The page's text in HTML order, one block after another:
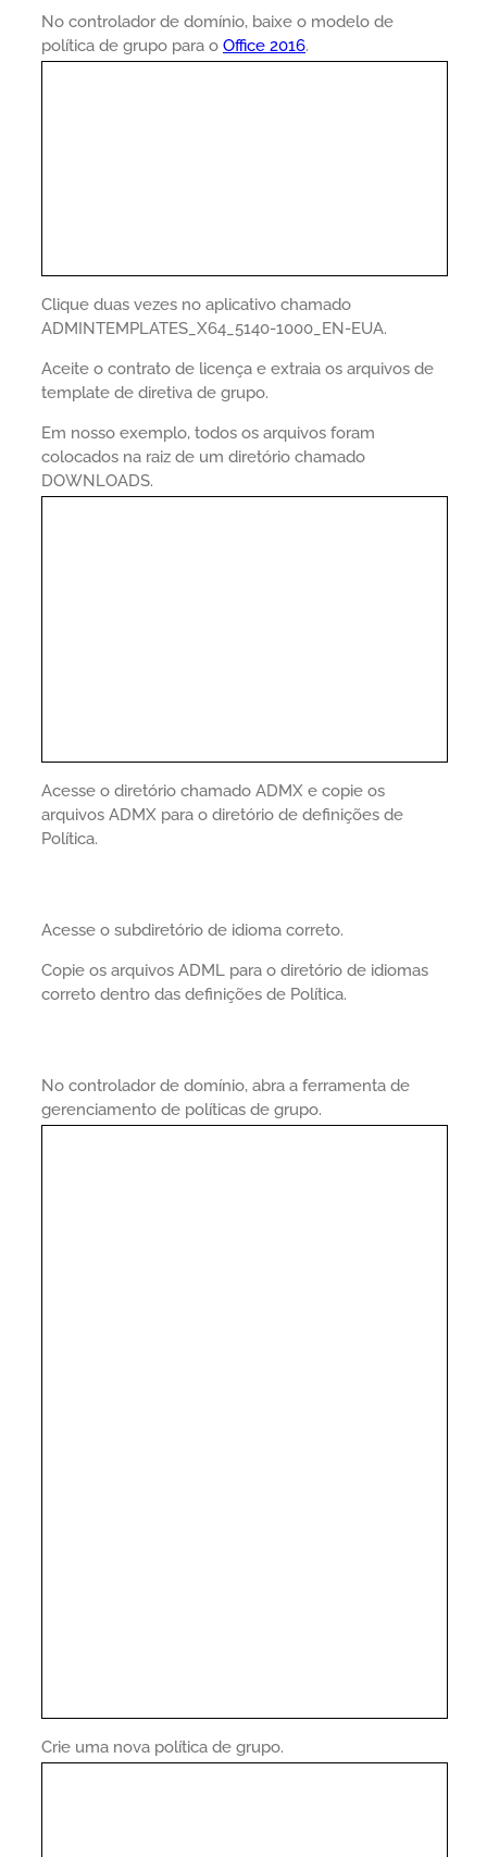
No controlador de domínio, baixe o modelo de
política de grupo para o Office 2016.
Clique duas vezes no aplicativo chamado
ADMINTEMPLATES_X64_5140-1000_EN-EUA.
Aceite o contrato de licença e extraia os arquivos de
template de diretiva de grupo.
Em nosso exemplo, todos os arquivos foram
colocados na raiz de um diretório chamado
DOWNLOADS.
Acesse o diretório chamado ADMX e copie os
arquivos ADMX para o diretório de definições de
Política.
Acesse o subdiretório de idioma correto.
Copie os arquivos ADML para o diretório de idiomas
correto dentro das definições de Política.
No controlador de domínio, abra a ferramenta de
gerenciamento de políticas de grupo.
Crie uma nova política de grupo.